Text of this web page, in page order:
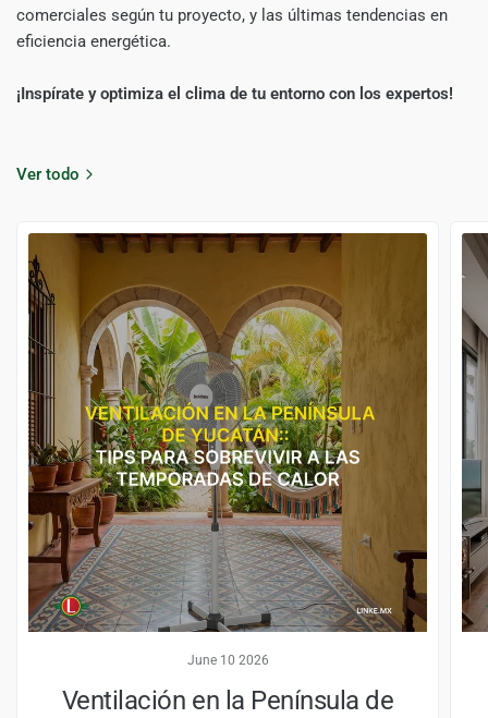
comerciales según tu proyecto, y las últimas tendencias en
eficiencia energética.
¡Inspírate y optimiza el clima de tu entorno con los expertos!
Ver todo
June 10 2026
Ventilación en la Península de